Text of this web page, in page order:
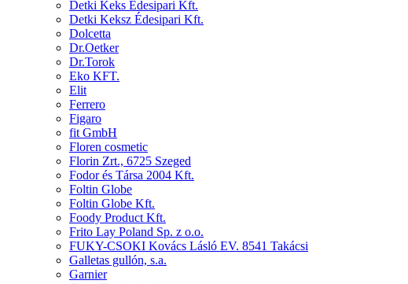
Detki Keks Édesipari Kft.
Detki Keksz Édesipari Kft.
Dolcetta
Dr.Oetker
Dr.Torok
Eko KFT.
Elit
Ferrero
Figaro
fit GmbH
Floren cosmetic
Florin Zrt., 6725 Szeged
Fodor és Társa 2004 Kft.
Foltin Globe
Foltin Globe Kft.
Foody Product Kft.
Frito Lay Poland Sp. z o.o.
FUKY-CSOKI Kovács Lásló EV. 8541 Takácsi
Galletas gullón, s.a.
Garnier